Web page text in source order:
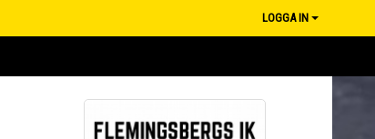
LOGGA IN